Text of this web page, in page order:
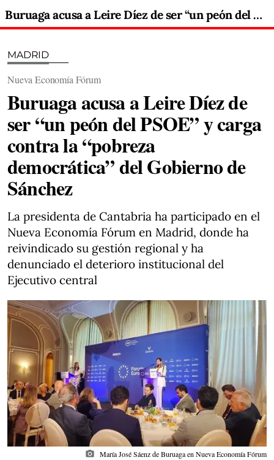
Buruaga acusa a Leire Díez de ser “un peón del PSOE” y carga contra la “pobreza democrática” del Gobierno de Sánchez
MADRID
Nueva Economía Fórum
Buruaga acusa a Leire Díez de
ser “un peón del PSOE” y carga
contra la “pobreza
democrática” del Gobierno de
Sánchez
La presidenta de Cantabria ha participado en el
Nueva Economía Fórum en Madrid, donde ha
reivindicado su gestión regional y ha
denunciado el deterioro institucional del
Ejecutivo central
photo_camera María José Sáenz de Buruaga en Nueva Economía Fórum